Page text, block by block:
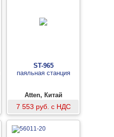
ST-965
паяльная станция
Atten, Китай
7 553 руб. с НДС